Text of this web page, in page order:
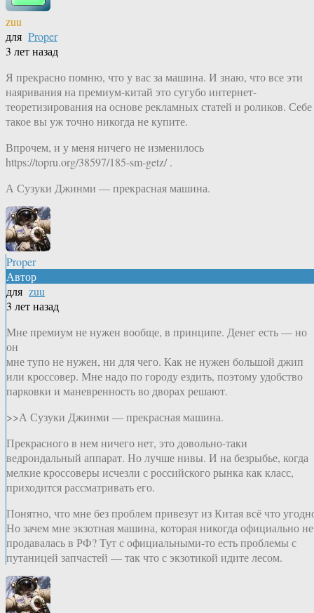
zuu
для Proper
3 лет назад
Я прекрасно помню, что у вас за машина. И знаю, что все эти
наяривания на премиум-китай это сугубо интернет-
теоретизирования на основе рекламных статей и роликов. Себе
такое вы уж точно никогда не купите.
Впрочем, и у меня ничего не изменилось
https://topru.org/38597/185-sm-getz/ .
А Сузуки Джинми — прекрасная машина.
Proper
Автор
для zuu
3 лет назад
Мне премиум не нужен вообще, в принципе. Денег есть — но
он
мне тупо не нужен, ни для чего. Как не нужен большой джип
или кроссовер. Мне надо по городу ездить, поэтому удобство
парковки и маневренность во дворах решают.
>>А Сузуки Джинми — прекрасная машина.
Прекрасного в нем ничего нет, это довольно-таки
ведроидальный аппарат. Но лучше нивы. И на безрыбье, когда
мелкие кроссоверы исчезли с российского рынка как класс,
приходится рассматривать его.
Понятно, что мне без проблем привезут из Китая всё что
Но зачем мне экзотная машина, которая никогда официально не
продавалась в РФ? Тут с официальными-то есть проблемы с
путаницей запчастей — так что с экзотикой идите лесом.